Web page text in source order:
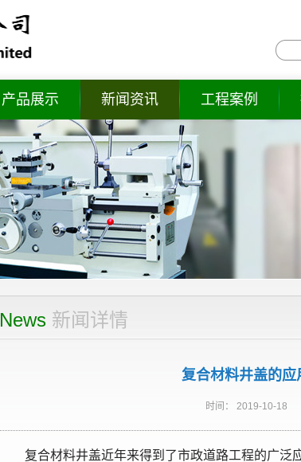
产品展示 新闻资讯 工程案例
News 新闻详情
复合材料井盖的应
时间： 2019-10-18
复合材料井盖近年来得到了市政道路工程的广